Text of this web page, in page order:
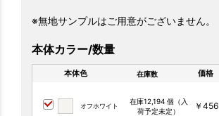
※無地サンプルはご用意がございません。
本体カラー/数量
本体色 在庫数 価格
オフホワイト
在庫12,194 個（入
荷予定未定）
￥456